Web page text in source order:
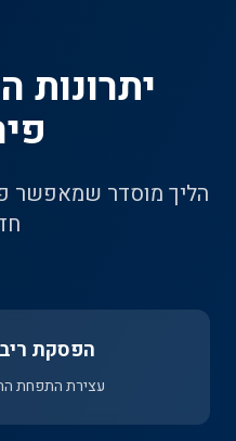
יתרונות
הליך מוסדר שמאפשר
הפסקת
עצירת התפחת